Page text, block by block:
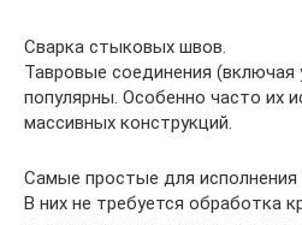
Сварка стыковых швов.
Тавровые соединения
популярны. Особенно часто их
массивных конструкций.
Самые простые для исполнения
В них не требуется обработка